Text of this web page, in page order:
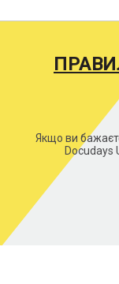
Якщо ви
Docudays